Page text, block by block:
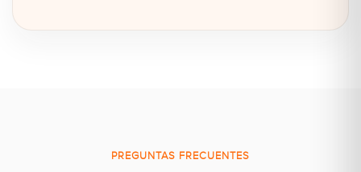
PREGUNTAS FRECUENTES